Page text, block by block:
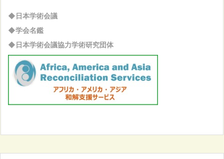
◆日本学術会議
◆学会名鑑
◆日本学術会議協力学術研究団体